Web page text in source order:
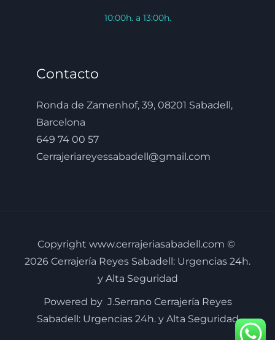
10:00h. a 13:00h.
Contacto
Ronda de Zamenhof, 39, 08201 Sabadell,
Barcelona
649 74 00 57
Cerrajeriareyessabadell@gmail.com
Copyright www.cerrajeriasabadell.com ©
2026 Cerrajería Reyes Sabadell: Urgencias 24h.
y Alta Seguridad
Powered by J.Serrano Cerrajería Reyes
Sabadell: Urgencias 24h. y Alta Seguridad